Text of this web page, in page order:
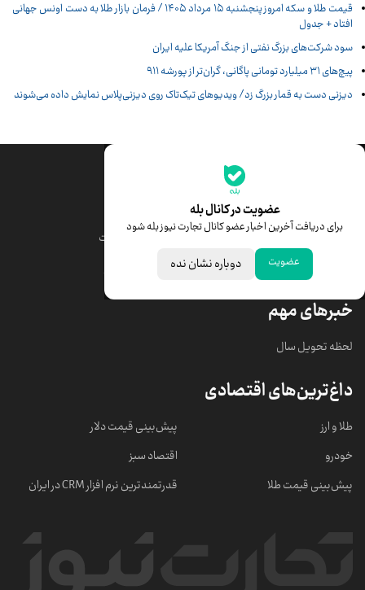
قیمت طلا و سکه امروز پنجشنبه ۱۵ مرداد ۱۴۰۵ / فرمان بازار طلا به دست اونس جهانی
افتاد + جدول
سود شرکت‌های بزرگ نفتی از جنگ آمریکا علیه ایران
پیچ‌های ۳۱ میلیارد تومانی پاگانی، گران‌تر از پورشه ۹۱۱
دیزنی دست به قمار بزرگ زد/ ویدیوهای تیک‌تاک روی دیزنی‌پلاس نمایش داده می‌شوند
عضویت در کانال بله
برای دریافت آخرین اخبار عضو کانال تجارت نیوز بله شود
عضویت دوباره نشان نده
جدیدترین قیمت‌ها
قیمت دلار
قیمت سکه امامی
قیمت درهم امارات
ابزار تبدیل نرخ ارز
خبرهای مهم
لحظه تحویل سال
داغ‌ترین‌های اقتصادی
طلا و ارز
خودرو
پیش‌بینی قیمت طلا
پیش‌بینی قیمت دلار
اقتصاد سبز
قدرتمندترین نرم‌ افزار CRM در ایران